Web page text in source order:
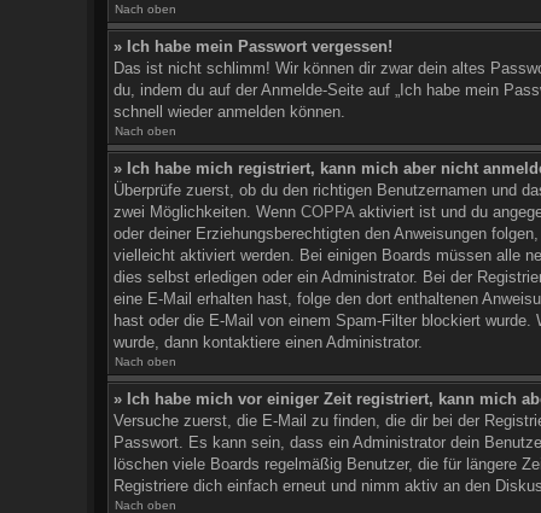
Nach oben
» Ich habe mein Passwort vergessen!
Das ist nicht schlimm! Wir können dir zwar dein altes
du, indem du auf der Anmelde-Seite auf „Ich habe mein
schnell wieder anmelden können.
Nach oben
» Ich habe mich registriert, kann mich aber nicht
Überprüfe zuerst, ob du den richtigen Benutzernamen und
zwei Möglichkeiten. Wenn COPPAaktiviert ist und du
oder deiner Erziehungsberechtigten den Anweisungen
vielleicht aktiviert werden. Bei einigen Boards müssen alle
dies selbst erledigen oder ein Administrator. Bei der
eine E-Mail erhalten hast, folge den dort enthaltenen
hast oder die E-Mail von einem Spam-Filter blockiert
wurde, dann kontaktiere einen Administrator.
Nach oben
» Ich habe mich vor einiger Zeit registriert, kann mich
Versuche zuerst, die E-Mail zu finden, die dir bei der
Passwort. Es kann sein, dass ein Administrator dein
löschen viele Boards regelmäßig Benutzer, die für längere
Registriere dich einfach erneut und nimm aktiv an den
Nach oben